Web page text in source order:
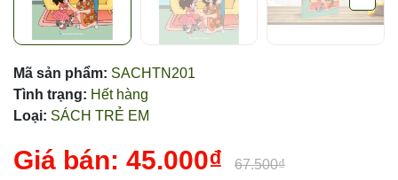
Mã sản phẩm: SACHTN201
Tình trạng: Hết hàng
Loại: SÁCH TRẺ EM
Giá bán: 45.000₫ 67.500₫